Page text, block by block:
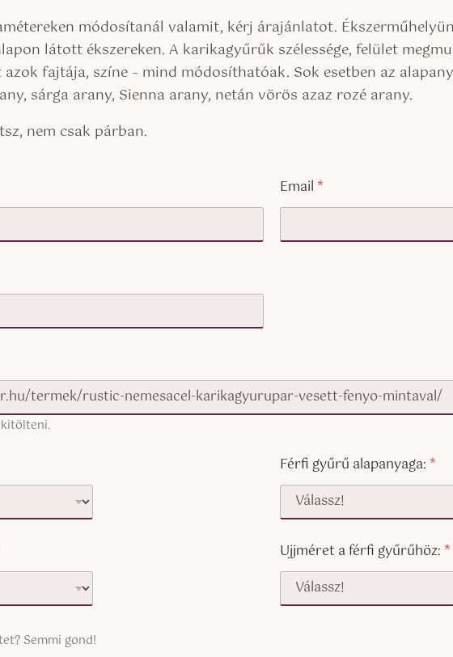
módosítanál valamit, kérj árajánlatot.
látott ékszereken. A karikagyűrűk szélessége, felület
fajtája, színe – mind módosíthatóak. Sok esetben az
sárga arany, Sienna arany, netán vörös azaz rozé arany.
nem csak párban.
Email *
Férfi gyűrű alapanyaga: *
Ujjméret a férfi gyűrűhöz: *
Semmi gond!